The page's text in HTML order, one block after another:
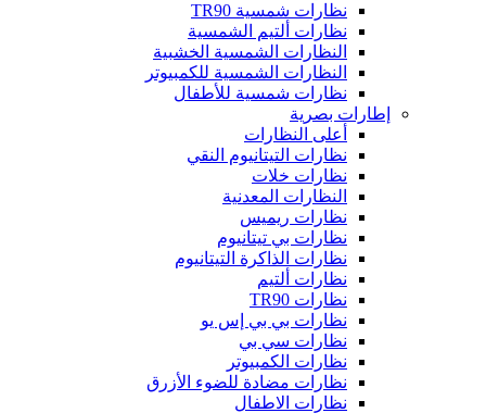
نظارات شمسية TR90
نظارات ألتيم الشمسية
النظارات الشمسية الخشبية
النظارات الشمسية للكمبيوتر
نظارات شمسية للأطفال
إطارات بصرية
أعلى النظارات
نظارات التيتانيوم النقي
نظارات خلات
النظارات المعدنية
نظارات ريميس
نظارات بي تيتانيوم
نظارات الذاكرة التيتانيوم
نظارات ألتيم
نظارات TR90
نظارات بي بي إس يو
نظارات سي بي
نظارات الكمبيوتر
نظارات مضادة للضوء الأزرق
نظارات الاطفال